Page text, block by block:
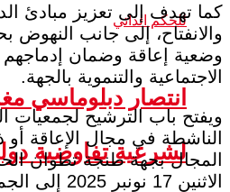
انتصار دبلوماسي
لشرعية تفاوضية
كما تهدف إلى تعزيز مبادئ
والانفتاح، إلى جانب
وضعية إعاقة وضمان إدماجهم
الاجتماعية والتنموية بالجهة.
ويفتح باب الترشيح لجمعيات
الناشطة في مجال الإعاقة أو
المجال بجهة طنجة تطوان
الاثنين 17 نونبر 2025 إلى الجمعة 28 نونبر 2025.